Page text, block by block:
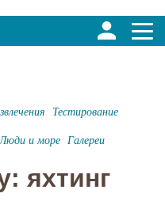
Тестирование
Люди и море Галереи
яхтинг